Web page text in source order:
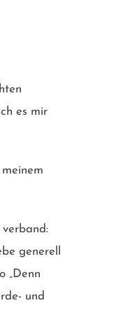
es mir
generell
„Denn
und